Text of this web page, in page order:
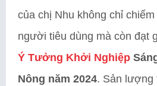
của chị Nhu không chỉ
người tiêu dùng mà còn đạt
Ý Tưởng Khởi Nghiệp
Nông năm 2024. Sản lượng